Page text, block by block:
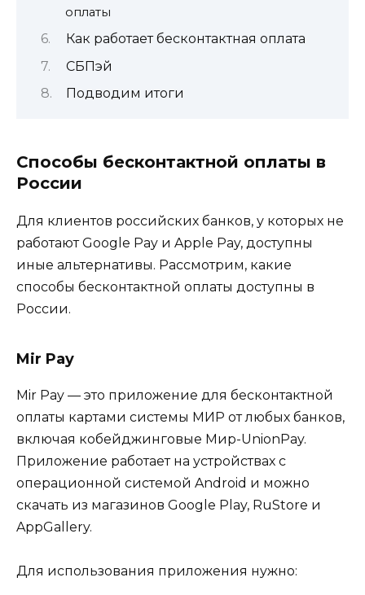
оплаты
Как работает бесконтактная оплата
СБПэй
Подводим итоги
Способы бесконтактной оплаты в
России
Для клиентов российских банков, у которых не
работают Google Pay и Apple Pay, доступны
иные альтернативы. Рассмотрим, какие
способы бесконтактной оплаты доступны в
России.
Mir Pay
Mir Pay — это приложение для бесконтактной
оплаты картами системы МИР от любых банков,
включая кобейджинговые Мир-UnionPay.
Приложение работает на устройствах с
операционной системой Android и можно
скачать из магазинов Google Play, RuStore и
AppGallery.
Для использования приложения нужно: